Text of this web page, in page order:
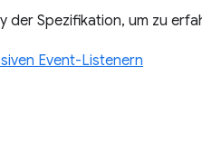
der Spezifikation, um zu
Event-Listenern